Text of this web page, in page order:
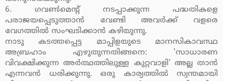
6. ഗവണ്‍മെന്റ് നടപ്പാക്കുന്ന പദ്ധതികളെ
പരാജയപ്പെടുത്താന്‍ വേണ്ടി അവര്‍ക്ക് വളരെ
വേഗത്തില്‍ സംഘടിക്കാന്‍ കഴിയുന്നു.
നാടു കടത്തപ്പെട്ട മാപ്പിളയുടെ മാനസികാവസ്ഥ
അബ്രഹാം എഴുതുന്നതിങ്ങനെ: 'സാധാരണ
വിവക്ഷിക്കുന്ന അര്‍ത്ഥത്തിലുള്ള കുറ്റവാളി' അല്ല താന്‍
എന്നവന്‍ ധരിക്കുന്നു. ഒരു കാര്യത്തില്‍ സ്വന്തമായി